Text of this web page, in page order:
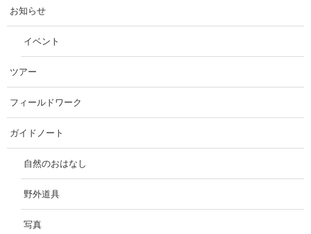
お知らせ
イベント
ツアー
フィールドワーク
ガイドノート
自然のおはなし
野外道具
写真